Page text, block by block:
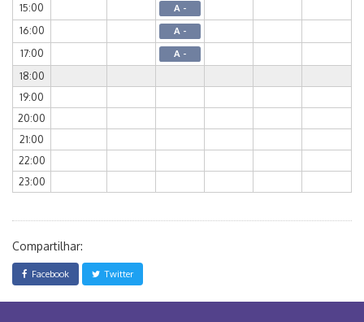
15:00 A -
16:00 A -
17:00 A -
18:00
19:00
20:00
21:00
22:00
23:00
Compartilhar:
Facebook Twitter